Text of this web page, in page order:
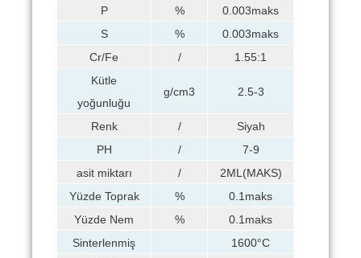
P
%
0.003maks
S
%
0.003maks
Cr/Fe
/
1.55:1
Kütle
yoğunluğu
g/cm3 2.5-3
Renk /
Siyah
PH
/
7-9
asit miktarı
/
2ML(MAKS)
Yüzde Toprak
%
0.1maks
Yüzde Nem
%
0.1maks
Sinterlenmiş
1600°C